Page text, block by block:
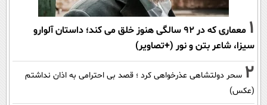
1
معماری که در 92 سالگی هنوز خلق می کند؛ داستان آلوارو
سیزا، شاعر بتن و نور (+تصاویر)
2 سحر دولتشاهی عذرخواهی کرد ؛ قصد بی احترامی به اذان نداشتم
(عکس)